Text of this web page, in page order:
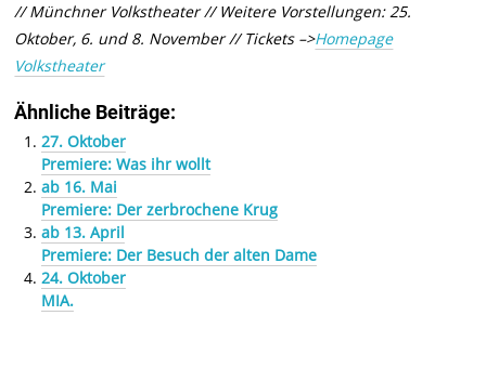
// Münchner Volkstheater // Weitere Vorstellungen: 25.
Oktober, 6. und 8. November // Tickets –>Homepage
Volkstheater
Ähnliche Beiträge:
27. Oktober
Premiere: Was ihr wollt
ab 16. Mai
Premiere: Der zerbrochene Krug
ab 13. April
Premiere: Der Besuch der alten Dame
24. Oktober
MIA.